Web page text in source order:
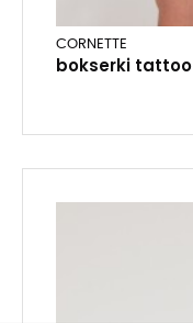
CORNETTE
bokserki